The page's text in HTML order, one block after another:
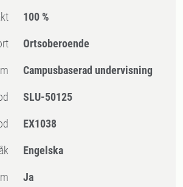
100 %
Ortsoberoende
Campusbaserad undervisning
SLU-50125
EX1038
Engelska
Ja